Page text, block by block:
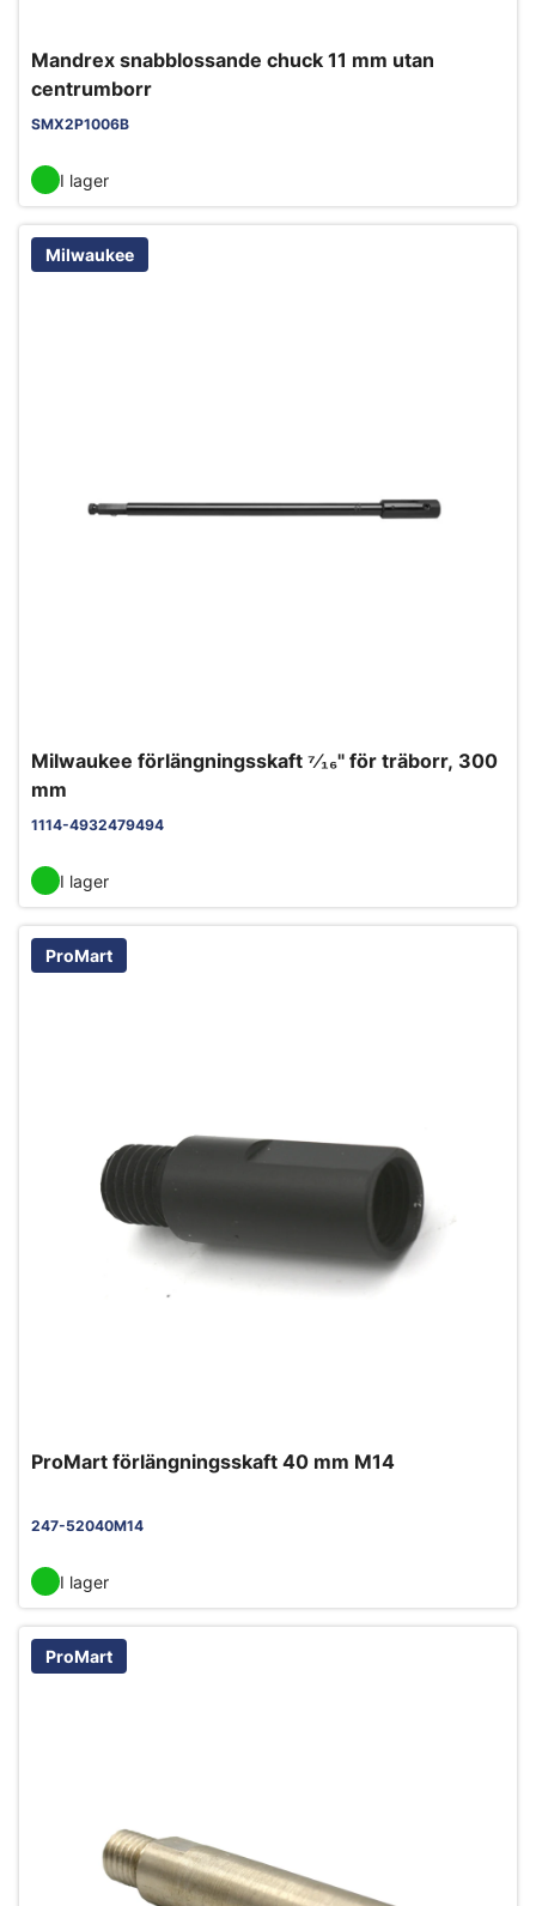
Mandrex snabblossande chuck 11 mm utan
centrumborr
SMX2P1006B
I lager
Milwaukee
Milwaukee förlängningsskaft ⁷⁄₁₆" för träborr, 300
mm
1114-4932479494
I lager
ProMart
ProMart förlängningsskaft 40 mm M14
247-52040M14
I lager
ProMart